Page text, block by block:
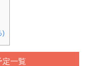
)
定一覧